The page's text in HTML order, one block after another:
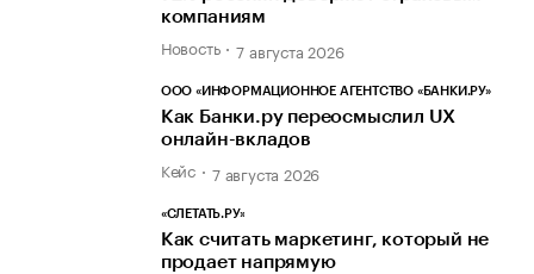
компаниям
Новость 7 августа 2026
ООО «ИНФОРМАЦИОННОЕ АГЕНТСТВО «БАНКИ.РУ»
Как Банки.ру переосмыслил UX
онлайн-вкладов
Кейс 7 августа 2026
«СЛЕТАТЬ.РУ»
Как считать маркетинг, который не
продает напрямую